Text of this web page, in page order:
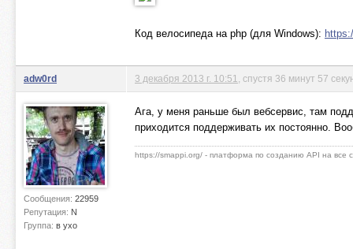
Код велосипеда на php (для Windows):
adw0rd
Сообщения: 22959
Репутация: N
Группа: в ухо
3 декабря 2013 г. 10:51 , спустя 36 минут 57
Ага, у меня раньше был вебсервис, там
приходится поддерживать их постоянно.
https://smappi.org/ - платформа по созданию API на все